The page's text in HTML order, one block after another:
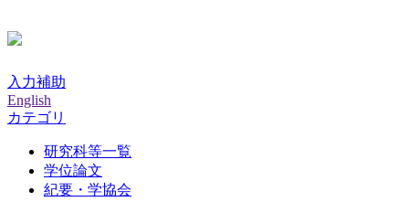
入力補助
English
カテゴリ
研究科等一覧
学位論文
紀要・学協会